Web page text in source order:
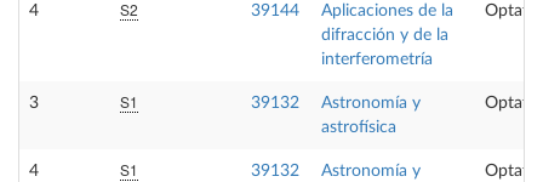
4 S2 39144
Aplicaciones de la
difracción y de la
interferometría
3 S1 39132
Astronomía y
astrofísica
4 S1 39132
Astronomía y